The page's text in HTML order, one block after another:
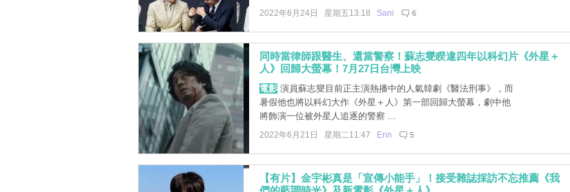
2022年6月24日 星期五13:18 Sani 6
同時當律師跟醫生、還當警察！蘇志燮睽違四年以科幻片《外星＋
人》回歸大螢幕！7月27日台灣上映
電影演員蘇志燮目前正主演熱播中的人氣韓劇《醫法刑事》，而
暑假他也將以科幻大作《外星＋人》第一部回歸大螢幕，劇中他
將飾演一位被外星人追逐的警察 ...
2022年6月21日 星期二11:47 Erin 5
【有片】金宇彬真是「宣傳小能手」！接受雜誌採訪不忘推薦《我